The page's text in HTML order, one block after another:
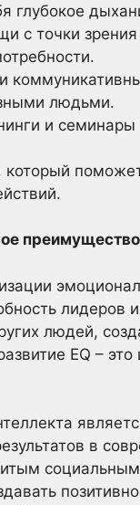
глубокое
с точки
людьми.
и
который
преимущество
лидеров
людей,
EQ –
в